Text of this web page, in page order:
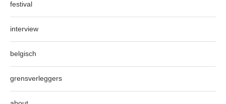
festival
interview
belgisch
grensverleggers